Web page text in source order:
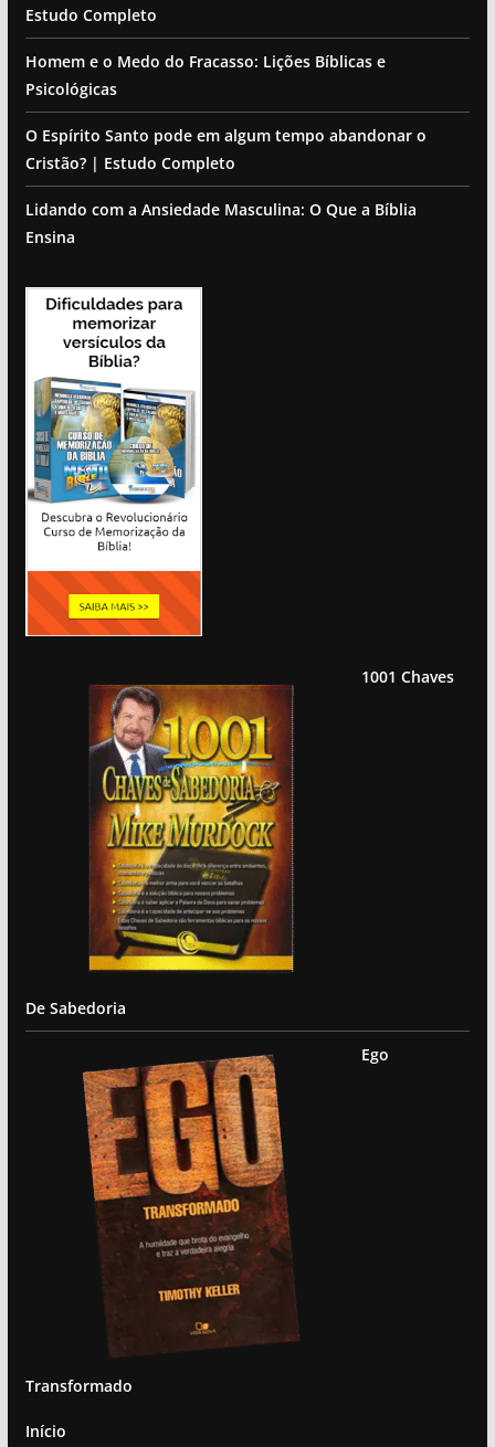
Estudo Completo
Homem e o Medo do Fracasso: Lições Bíblicas e
Psicológicas
O Espírito Santo pode em algum tempo abandonar o
Cristão? | Estudo Completo
Lidando com a Ansiedade Masculina: O Que a Bíblia
Ensina
1001 Chaves
De Sabedoria
Ego
Transformado
Início